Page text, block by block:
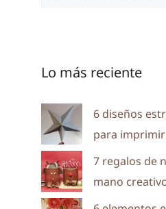
Lo más reciente
6 diseños
para
7 regalos de
mano